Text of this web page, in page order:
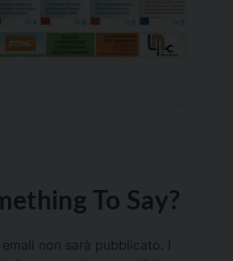
To Say?
non sarà pubblicato.